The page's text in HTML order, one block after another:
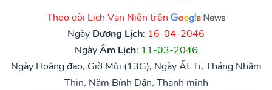
Theo dõi Lịch Vạn Niên trên
Ngày Dương Lịch: 16-04-2046
NgàyÂm Lịch: 11-03-2046
Ngày Hoàng đạo, Giờ Mùi (13G), Ngày Ất Tị, Tháng Nhâm
Thìn, Năm Bính Dần, Thanh minh